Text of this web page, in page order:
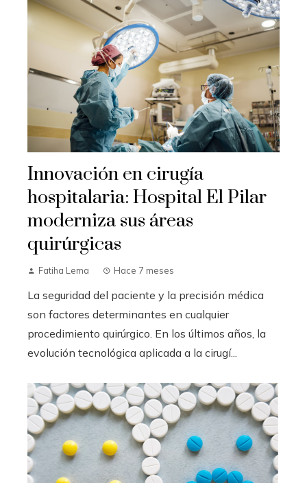
Innovación en cirugía
hospitalaria: Hospital El Pilar
moderniza sus áreas
quirúrgicas
Fatiha Lema Hace 7 meses
La seguridad del paciente y la precisión médica
son factores determinantes en cualquier
procedimiento quirúrgico. En los últimos años, la
evolución tecnológica aplicada a la cirugí...